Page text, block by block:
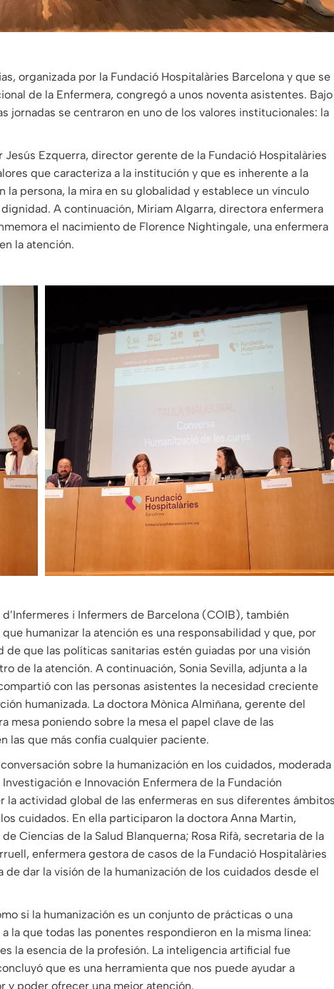
organizada por la Fundació Hospitalàries Barcelona y que se
de la Enfermera, congregó a unos noventa asistentes. Bajo
jornadas se centraron en uno de los valores institucionales: la
Ezquerra, director gerente de la Fundació Hospitalàries
que caracteriza a la institución y que es inherente a la
persona, la mira en su globalidad y establece un vínculo
A continuación, Miriam Algarra, directora enfermera
el nacimiento de Florence Nightingale, una enfermera
la atención.
i Infermers de Barcelona (COIB), también
humanizar la atención es una responsabilidad y que, por
que las políticas sanitarias estén guiadas por una visión
de la atención. A continuación, Sonia Sevilla, adjunta a la
con las personas asistentes la necesidad creciente
humanizada. La doctora Mònica Almiñana, gerente del
mesa poniendo sobre la mesa el papel clave de las
las que más confía cualquier paciente.
sobre la humanización en los cuidados, moderada
e Innovación Enfermera de la Fundación
la actividad global de las enfermeras en sus diferentes ámbitos
cuidados. En ella participaron la doctora Anna Martin,
Ciencias de la Salud Blanquerna; Rosa Rifà, secretaria de la
enfermera gestora de casos de la Fundació Hospitalàries
dar la visión de la humanización de los cuidados desde el
si la humanización es un conjunto de prácticas o una
la que todas las ponentes respondieron en la misma línea:
la esencia de la profesión. La inteligencia artificial fue
que es una herramienta que nos puede ayudar a
y poder ofrecer una mejor atención.